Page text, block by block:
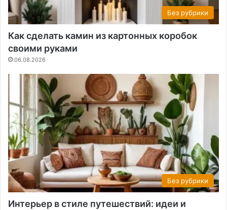
Без рубрики
Как сделать камин из картонных коробок
своими руками
06.08.2026
Без рубрики
Интерьер в стиле путешествий: идеи и